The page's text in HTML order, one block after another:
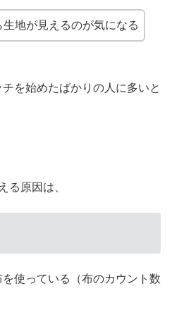
生地が見えるのが気になる
を始めたばかりの人に多いと
る原因は、
使っている（布のカウント数